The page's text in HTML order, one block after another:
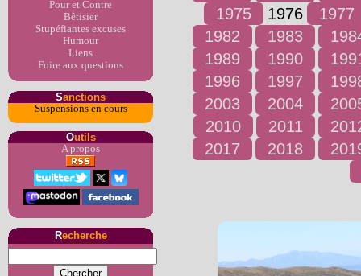
Pour et Contre
Bêtisier
Stupéfiantes excuses
Humour
Liens
Foire aux questions
Sanctions
Suspensions en cours
Outils
A propos
Recherche
1975
1976
1977
1982
1983
1989
1990
1996
1997
2003
2004
2010
2011
2017
2018